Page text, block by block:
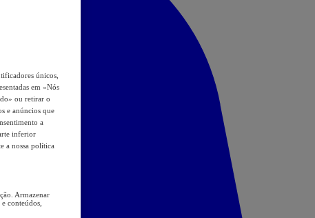
únicos,
em «Nós
ou retirar o
e anúncios que
a
inferior
a nossa política
Armazenar
conteúdos,